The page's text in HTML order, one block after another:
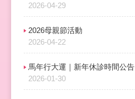
2026-04-29
2026母親節活動
2026-04-22
馬年行大運｜新年休診時間公告
2026-01-30